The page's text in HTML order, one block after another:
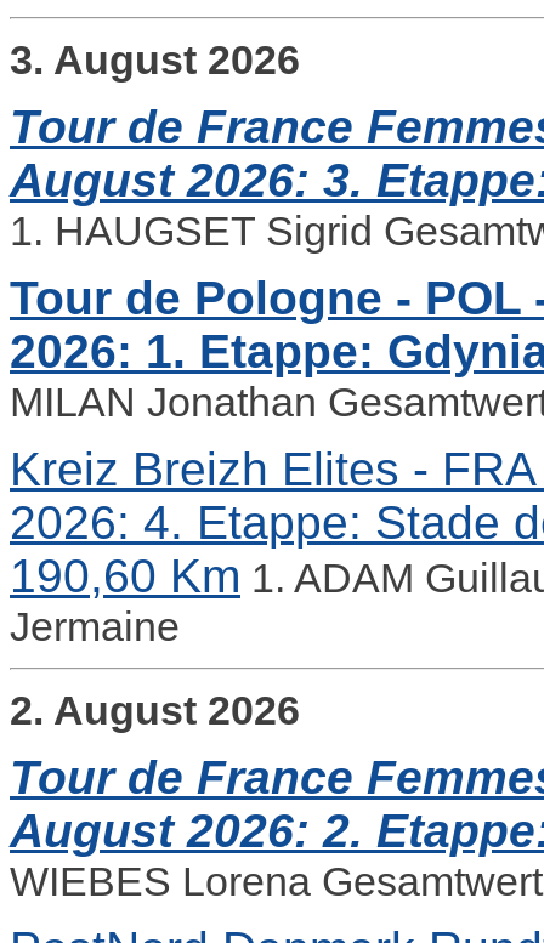
3. August 2026
Tour de France
August 2026: 3.
1. HAUGSET Sigrid
Tour de Pologne - POL
2026: 1. Etappe:
MILAN Jonathan
Kreiz Breizh Elites -
2026: 4. Etappe: Stade
190,60 Km 1. ADAM
Jermaine
2. August 2026
Tour de France
August 2026: 2.
WIEBES Lorena